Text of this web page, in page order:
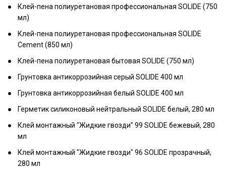
Клей-пена полиуретановая профессиональная SOLIDE (750
мл)
Клей-пена полиуретановая профессиональная SOLIDE
Cement (850 мл)
Клей-пена полиуретановая бытовая SOLIDE (750 мл)
Грунтовка антикоррозийная серый SOLIDE 400 мл
Грунтовка антикоррозийная белый SOLIDE 400 мл
Герметик силиконовый нейтральный SOLIDE белый, 280 мл
Клей монтажный "Жидкие гвозди" 99 SOLIDE бежевый, 280
мл
Клей монтажный "Жидкие гвозди" 96 SOLIDE прозрачный,
280 мл